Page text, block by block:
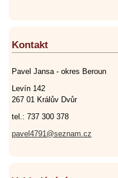
Kontakt
Pavel Jansa - okres Beroun
Levín 142
267 01 Králův Dvůr
tel.: 737 300 378
pavel4791@seznam.cz